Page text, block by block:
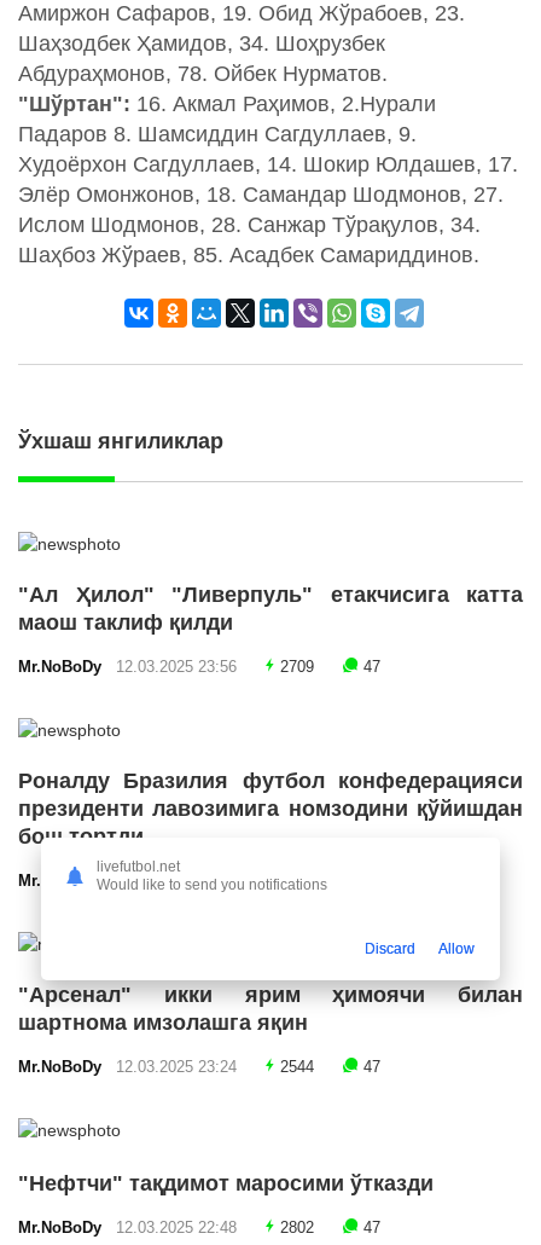
Амиржон Сафаров, 19. Обид Жўрабоев, 23.
Шаҳзодбек Ҳамидов, 34. Шоҳрузбек
Абдураҳмонов, 78. Ойбек Нурматов.
"Шўртан": 16. Акмал Раҳимов, 2.Нурали
Падаров 8. Шамсиддин Сагдуллаев, 9.
Худоёрхон Сагдуллаев, 14. Шокир Юлдашев, 17.
Элёр Омонжонов, 18. Самандар Шодмонов, 27.
Ислом Шодмонов, 28. Санжар Тўрақулов, 34.
Шаҳбоз Жўраев, 85. Асадбек Самариддинов.
Ўхшаш янгиликлар
"Ал Ҳилол" "Ливерпуль" етакчисига катта
маош таклиф қилди
Mr.NoBoDy 12.03.2025 23:56 2709 47
Роналду Бразилия футбол конфедерацияси
президенти лавозимига номзодини қўйишдан
бош тортди
Mr.NoBoDy12.03.2025 23:55 2664
"Арсенал" икки ярим ҳимоячи билан
шартнома имзолашга яқин
Mr.NoBoDy 12.03.2025 23:24 2544 47
"Нефтчи" тақдимот маросими ўтказди
Mr.NoBoDy 12.03.2025 22:48 2802 47
livefutbol.net
Would like to send you notifications
Discard Allow